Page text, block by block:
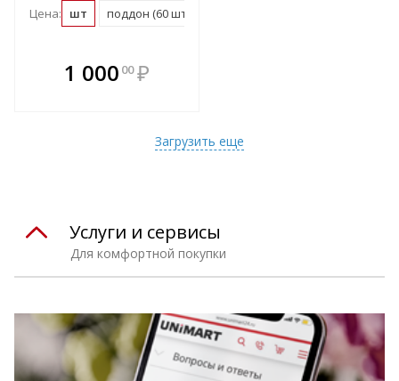
Цена: шт поддон (60 шт)
1 000 00 ₽
Загрузить еще
Для комфортной покупки
Услуги и сервисы